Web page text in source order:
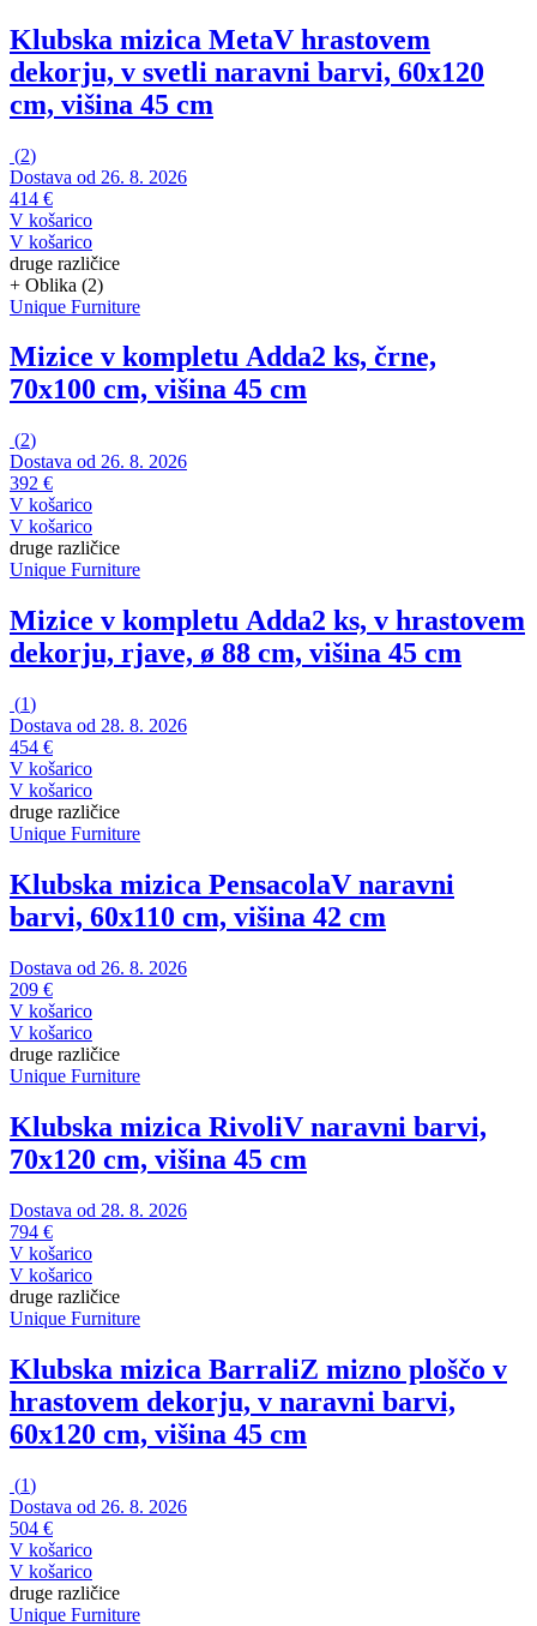
Klubska mizica MetaV hrastovem
dekorju, v svetli naravni barvi, 60x120
cm, višina 45 cm
(2)
Dostava od 26. 8. 2026
414 €
V košarico
V košarico
druge različice
+ Oblika (2)
Unique Furniture
Mizice v kompletu Adda2 ks, črne,
70x100 cm, višina 45 cm
(2)
Dostava od 26. 8. 2026
392 €
V košarico
V košarico
druge različice
Unique Furniture
Mizice v kompletu Adda2 ks, v hrastovem
dekorju, rjave, ø 88 cm, višina 45 cm
(1)
Dostava od 28. 8. 2026
454 €
V košarico
V košarico
druge različice
Unique Furniture
Klubska mizica PensacolaV naravni
barvi, 60x110 cm, višina 42 cm
Dostava od 26. 8. 2026
209 €
V košarico
V košarico
druge različice
Unique Furniture
Klubska mizica RivoliV naravni barvi,
70x120 cm, višina 45 cm
Dostava od 28. 8. 2026
794 €
V košarico
V košarico
druge različice
Unique Furniture
Klubska mizica BarraliZ mizno ploščo v
hrastovem dekorju, v naravni barvi,
60x120 cm, višina 45 cm
(1)
Dostava od 26. 8. 2026
504 €
V košarico
V košarico
druge različice
Unique Furniture